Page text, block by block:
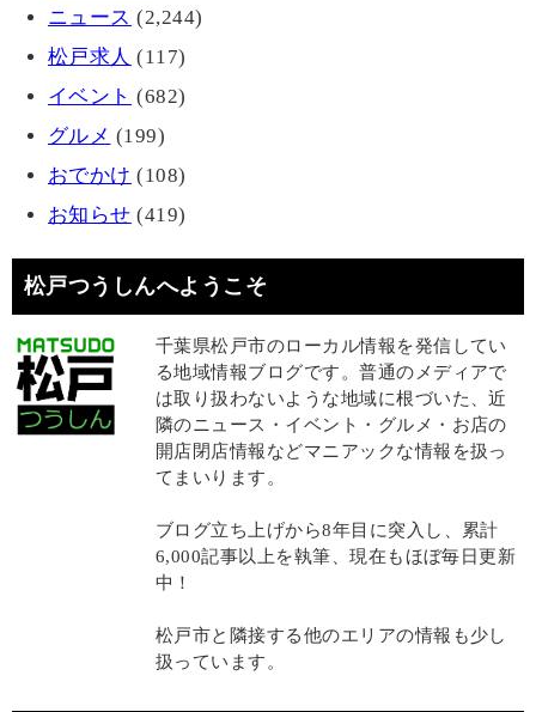
ニュース (2,244)
松戸求人 (117)
イベント (682)
グルメ (199)
おでかけ (108)
お知らせ (419)
松戸つうしんへようこそ
千葉県松戸市のローカル情報を発信してい
る地域情報ブログです。普通のメディアで
は取り扱わないような地域に根づいた、近
隣のニュース・イベント・グルメ・お店の
開店閉店情報などマニアックな情報を扱っ
てまいります。
ブログ立ち上げから8年目に突入し、累計
6,000記事以上を執筆、現在もほぼ毎日更新
中！
松戸市と隣接する他のエリアの情報も少し
扱っています。